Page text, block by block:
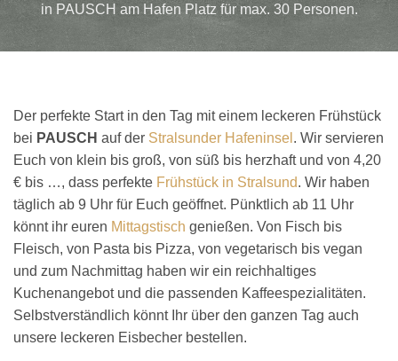
in PAUSCH am Hafen Platz für max. 30 Personen.
Der perfekte Start in den Tag mit einem leckeren Frühstück
bei PAUSCH auf der Stralsunder Hafeninsel . Wir servieren
Euch von klein bis groß, von süß bis herzhaft und von 4,20
€ bis …, dass perfekte Frühstück in Stralsund. Wir haben
täglich ab 9 Uhr für Euch geöffnet. Pünktlich ab 11 Uhr
könnt ihr euren Mittagstisch genießen. Von Fisch bis
Fleisch, von Pasta bis Pizza, von vegetarisch bis vegan
und zum Nachmittag haben wir ein reichhaltiges
Kuchenangebot und die passenden Kaffeespezialitäten.
Selbstverständlich könnt Ihr über den ganzen Tag auch
unsere leckeren Eisbecher bestellen.